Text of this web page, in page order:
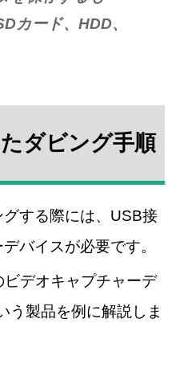
ード、HDD、
ダビング手順
する際には、USB接
バイスが必要です。
デオキャプチャーデ
う製品を例に解説しま